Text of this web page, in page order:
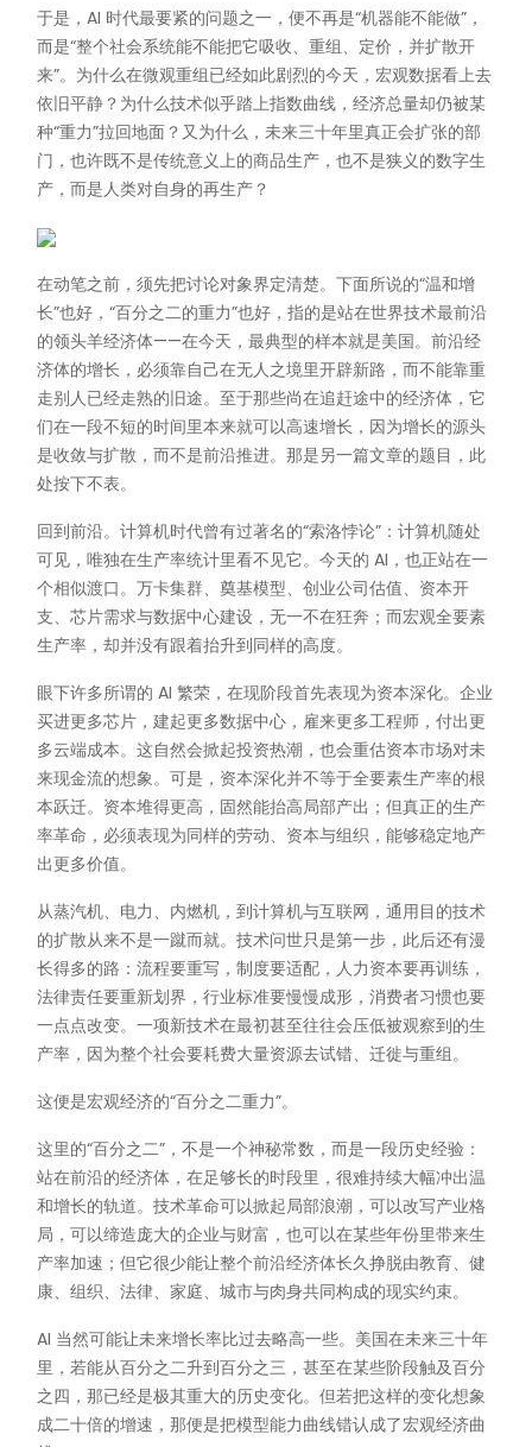
于是，AI 时代最要紧的问题之一，便不再是“机器能不能做”，
而是“整个社会系统能不能把它吸收、重组、定价，并扩散开
来”。为什么在微观重组已经如此剧烈的今天，宏观数据看上去
依旧平静？为什么技术似乎踏上指数曲线，经济总量却仍被某
种“重力”拉回地面？又为什么，未来三十年里真正会扩张的部
门，也许既不是传统意义上的商品生产，也不是狭义的数字生
产，而是人类对自身的再生产？
在动笔之前，须先把讨论对象界定清楚。下面所说的“温和增
长”也好，“百分之二的重力”也好，指的是站在世界技术最前沿
的领头羊经济体——在今天，最典型的样本就是美国。前沿经
济体的增长，必须靠自己在无人之境里开辟新路，而不能靠重
走别人已经走熟的旧途。至于那些尚在追赶途中的经济体，它
们在一段不短的时间里本来就可以高速增长，因为增长的源头
是收敛与扩散，而不是前沿推进。那是另一篇文章的题目，此
处按下不表。
回到前沿。计算机时代曾有过著名的“索洛悖论”：计算机随处
可见，唯独在生产率统计里看不见它。今天的 AI，也正站在一
个相似渡口。万卡集群、奠基模型、创业公司估值、资本开
支、芯片需求与数据中心建设，无一不在狂奔；而宏观全要素
生产率，却并没有跟着抬升到同样的高度。
眼下许多所谓的 AI 繁荣，在现阶段首先表现为资本深化。企业
买进更多芯片，建起更多数据中心，雇来更多工程师，付出更
多云端成本。这自然会掀起投资热潮，也会重估资本市场对未
来现金流的想象。可是，资本深化并不等于全要素生产率的根
本跃迁。资本堆得更高，固然能抬高局部产出；但真正的生产
率革命，必须表现为同样的劳动、资本与组织，能够稳定地产
出更多价值。
从蒸汽机、电力、内燃机，到计算机与互联网，通用目的技术
的扩散从来不是一蹴而就。技术问世只是第一步，此后还有漫
长得多的路：流程要重写，制度要适配，人力资本要再训练，
法律责任要重新划界，行业标准要慢慢成形，消费者习惯也要
一点点改变。一项新技术在最初甚至往往会压低被观察到的生
产率，因为整个社会要耗费大量资源去试错、迁徙与重组。
这便是宏观经济的“百分之二重力”。
这里的“百分之二”，不是一个神秘常数，而是一段历史经验：
站在前沿的经济体，在足够长的时段里，很难持续大幅冲出温
和增长的轨道。技术革命可以掀起局部浪潮，可以改写产业格
局，可以缔造庞大的企业与财富，也可以在某些年份里带来生
产率加速；但它很少能让整个前沿经济体长久挣脱由教育、健
康、组织、法律、家庭、城市与肉身共同构成的现实约束。
AI 当然可能让未来增长率比过去略高一些。美国在未来三十年
里，若能从百分之二升到百分之三，甚至在某些阶段触及百分
之四，那已经是极其重大的历史变化。但若把这样的变化想象
成二十倍的增速，那便是把模型能力曲线错认成了宏观经济曲